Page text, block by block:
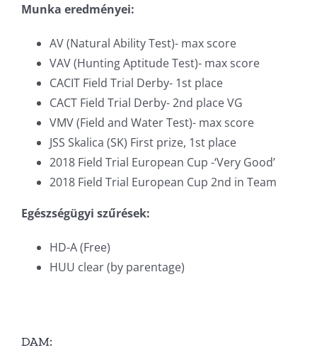
Munka eredményei:
AV (Natural Ability Test)- max score
VAV (Hunting Aptitude Test)- max score
CACIT Field Trial Derby- 1st place
CACT Field Trial Derby- 2nd place VG
VMV (Field and Water Test)- max score
JSS Skalica (SK) First prize, 1st place
2018 Field Trial European Cup -‘Very Good’
2018 Field Trial European Cup 2nd in Team
Egészségügyi szűrések:
HD-A (Free)
HUU clear (by parentage)
DAM: